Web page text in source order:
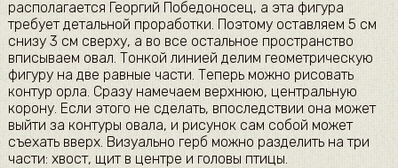
располагается Георгий Победоносец, а эта фигура
требует детальной проработки. Поэтому оставляем 5 см
снизу 3 см сверху, а во все остальное пространство
вписываем овал. Тонкой линией делим геометрическую
фигуру на две равные части. Теперь можно рисовать
контур орла. Сразу намечаем верхнюю, центральную
корону. Если этого не сделать, впоследствии она может
выйти за контуры овала, и рисунок сам собой может
съехать вверх. Визуально герб можно разделить на три
части: хвост, щит в центре и головы птицы.